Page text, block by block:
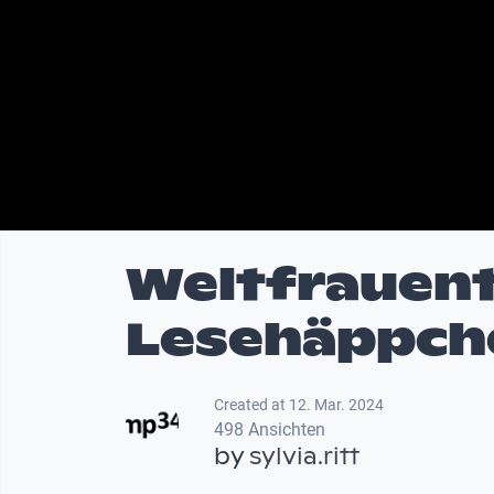
Created at 12. Mar. 2024
498 Ansichten
bysylvia.ritt